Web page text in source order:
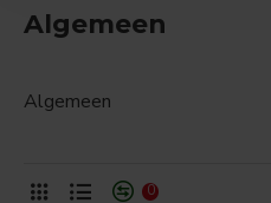
Algemeen
Algemeen
0